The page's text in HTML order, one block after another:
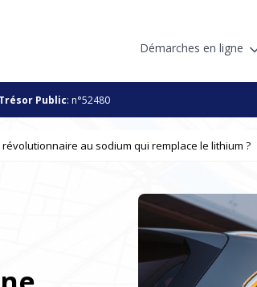
Démarches en ligne
Trésor Public: n°52480
au sodium qui remplace le lithium ?